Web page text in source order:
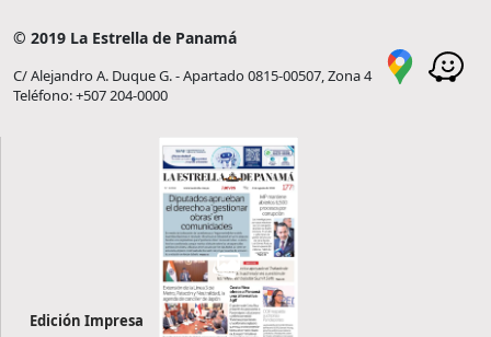
© 2019 La Estrella de Panamá
C/ Alejandro A. Duque G. - Apartado 0815-00507, Zona 4
Teléfono: +507 204-0000
Edición Impresa